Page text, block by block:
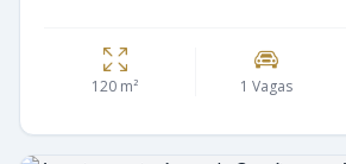
120 m² 1 Vagas